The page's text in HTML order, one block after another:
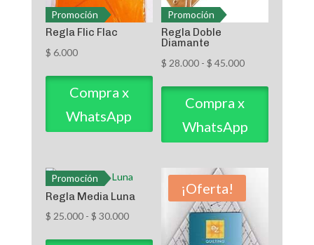
Promoción
Regla Flic Flac
$ 6.000
Compra x
WhatsApp
Promoción
Regla Doble
Diamante
$ 28.000 - $ 45.000Rango
precios:
$ 28.000
$ 45.000
Compra x
WhatsApp
Promoción
Regla Media Luna
$ 25.000 - $ 30.000Rango
¡Oferta!